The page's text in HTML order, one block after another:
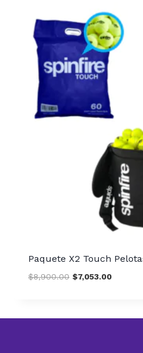
Paquete X2 Touch
$8,900.00 Original
$7,053.00Current